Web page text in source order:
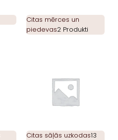
Citas mērces un
piedevas2 Produkti
Citas sāļās uzkodas13